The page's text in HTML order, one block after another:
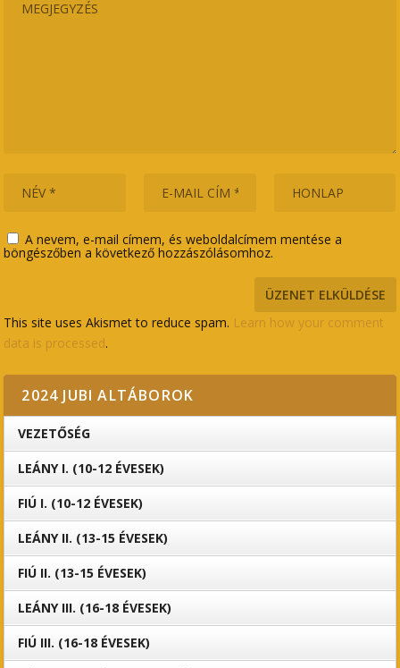
A nevem, e-mail címem, és weboldalcímem mentése a
böngészőben a következő hozzászólásomhoz.
This site uses Akismet to reduce spam. Learn how your comment
data is processed.
2024 JUBI ALTÁBOROK
VEZETŐSÉG
LEÁNY I. (10-12 ÉVESEK)
FIÚ I. (10-12 ÉVESEK)
LEÁNY II. (13-15 ÉVESEK)
FIÚ II. (13-15 ÉVESEK)
LEÁNY III. (16-18 ÉVESEK)
FIÚ III. (16-18 ÉVESEK)